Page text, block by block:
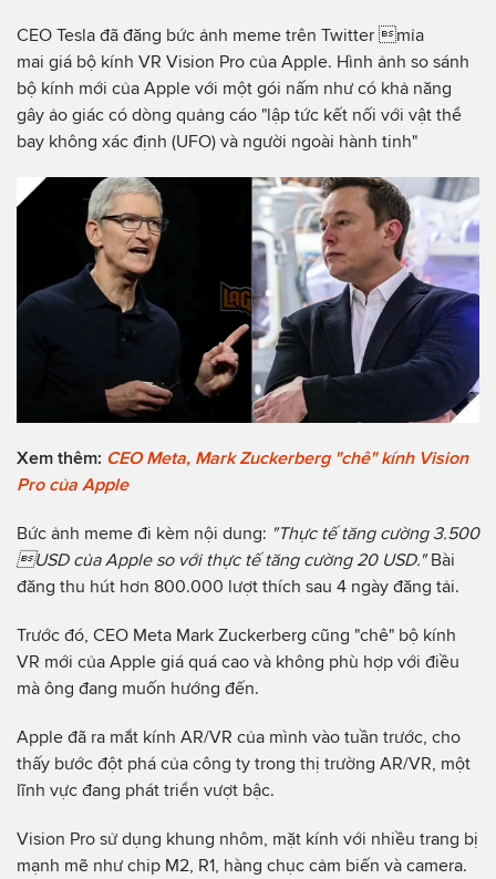
CEO Tesla đã đăng bức ảnh meme trên Twitter mỉa
mai giá bộ kính VR Vision Pro của Apple. Hình ảnh so sánh
bộ kính mới của Apple với một gói nấm như có khả năng
gây ảo giác có dòng quảng cáo "lập tức kết nối với vật thể
bay không xác định (UFO) và người ngoài hành tinh"
Xem thêm: CEO Meta, Mark Zuckerberg "chê" kính Vision
Pro của Apple
Bức ảnh meme đi kèm nội dung: "Thực tế tăng cường 3.500
USD của Apple so với thực tế tăng cường 20 USD."Bài
đăng thu hút hơn 800.000 lượt thích sau 4 ngày đăng tải.
Trước đó, CEO Meta Mark Zuckerberg cũng "chê" bộ kính
VR mới của Apple giá quá cao và không phù hợp với điều
mà ông đang muốn hướng đến.
Apple đã ra mắt kính AR/VR của mình vào tuần trước, cho
thấy bước đột phá của công ty trong thị trường AR/VR, một
lĩnh vực đang phát triển vượt bậc.
Vision Pro sử dụng khung nhôm, mặt kính với nhiều trang bị
mạnh mẽ như chip M2, R1, hàng chục cảm biến và camera.